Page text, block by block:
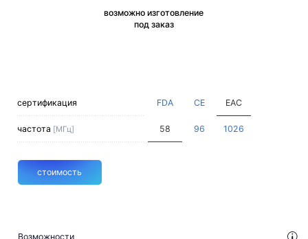
сертификация FDA CE EAC
частота [МГц] 58 96 1026
стоимость
Возможности
возможно изготовление
под заказ